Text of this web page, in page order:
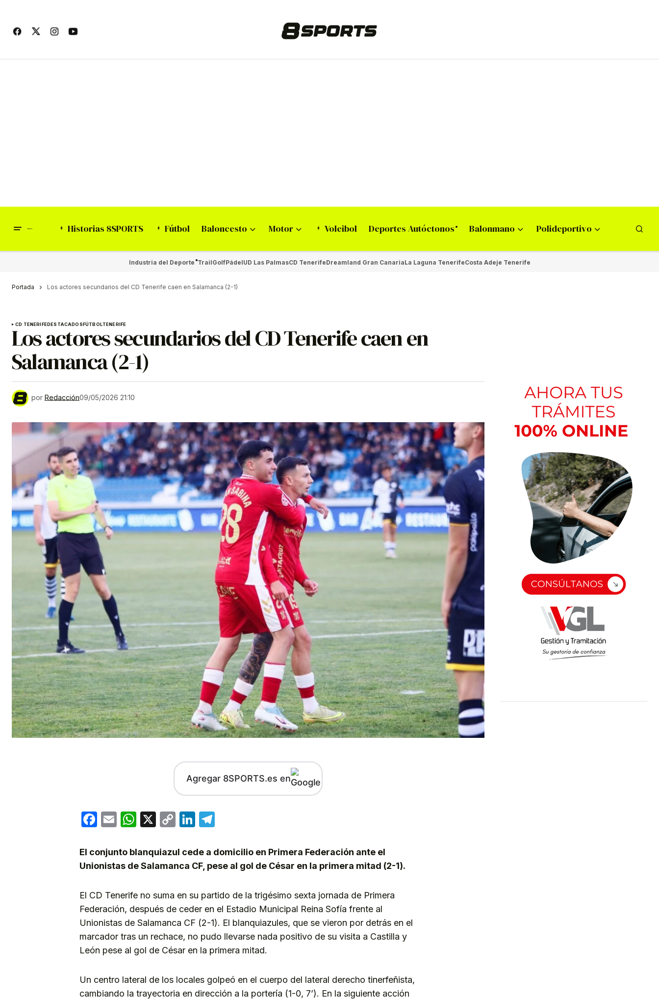
Historias 8SPORTS Fútbol Baloncesto Motor Voleibol Deportes Autóctonos Balonmano Polideportivo
Industria del Deporte TrailGolfPádelUD Las PalmasCD TenerifeDreamland Gran CanariaLa Laguna TenerifeCosta Adeje Tenerife
Portada Los actores secundarios del CD Tenerife caen en Salamanca (2-1)
CD TENERIFEDESTACADOSFÚTBOLTENERIFE
Los actores secundarios del CD Tenerife caen en
Salamanca (2-1)
por Redacción09/05/2026 21:10
Agregar 8SPORTS.es en
Facebook
EmailWhatsApp
X
CopyLinkedIn
El conjunto blanquiazul cede a domicilio en Primera Federación ante el
Unionistas de Salamanca CF, pese al gol de César en la primera mitad (2-1).
El CD Tenerife no suma en su partido de la trigésimo sexta jornada de Primera
Federación, después de ceder en el Estadio Municipal Reina Sofía frente al
Unionistas de Salamanca CF (2-1). El blanquiazules, que se vieron por detrás en el
marcador tras un rechace, no pudo llevarse nada positivo de su visita a Castilla y
León pese al gol de César en la primera mitad.
Un centro lateral de los locales golpeó en el cuerpo del lateral derecho tinerfeñista,
cambiando la trayectoria en dirección a la portería (1-0, 7’). En la siguiente acción